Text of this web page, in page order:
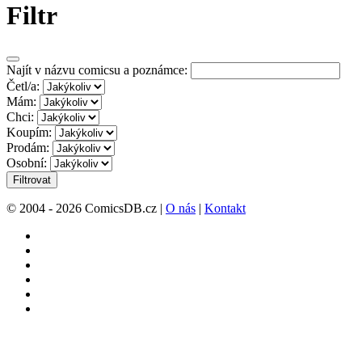
Filtr
Najít v názvu comicsu a poznámce:
Četl/a:
Mám:
Chci:
Koupím:
Prodám:
Osobní:
Filtrovat
© 2004 - 2026 ComicsDB.cz | O nás | Kontakt